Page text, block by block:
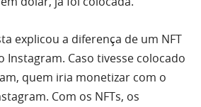
explicou a diferença de um NFT
Instagram. Caso tivesse colocado
quem iria monetizar com o
Com os NFTs, os